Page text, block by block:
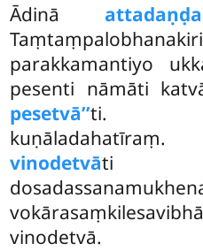
Ādinā
parakkamantiyo
pesenti nāmāti
pesetvā’’
vinodetvāti
vinodetvā.